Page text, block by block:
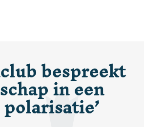
bespreekt
in een